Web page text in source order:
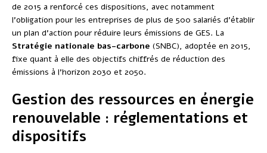
de 2015 a renforcé ces dispositions, avec notamment
l’obligation pour les entreprises de plus de 500 salariés d’établir
un plan d’action pour réduire leurs émissions de GES. La
Stratégie nationale bas-carbone (SNBC), adoptée en 2015,
fixe quant à elle des objectifs chiffrés de réduction des
émissions à l’horizon 2030 et 2050.
Gestion des ressources en énergie
renouvelable : réglementations et
dispositifs